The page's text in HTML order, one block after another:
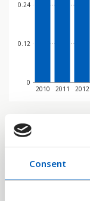
Consent
0
0.12
0.24
2010 2011 2012
Linje